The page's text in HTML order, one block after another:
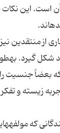
آن است. این
از منتقدین نیز
شكل گیرد.
بعضاً جنسیت
زیسته و تفكر
كه مولفه‏هایى